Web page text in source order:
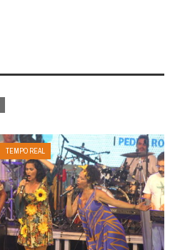
TEMPO REAL